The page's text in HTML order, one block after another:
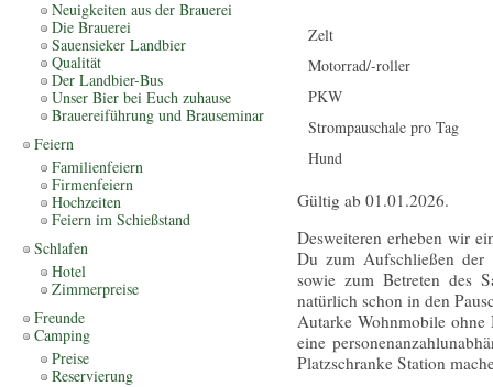
Zelt
Motorrad/-roller
PKW
Strompauschale pro Tag
Hund
Gültig ab 01.01.2026.
Desweiteren erheben wir
Du zum Aufschließen der
sowie zum Betreten des
natürlich schon in den
Autarke Wohnmobile ohne
eine
Platzschranke Station
Neuigkeiten aus der Brauerei
Die Brauerei
Sauensieker Landbier
Qualität
Der Landbier-Bus
Unser Bier bei Euch zuhause
Brauereiführung und Brauseminar
Feiern
Familienfeiern
Firmenfeiern
Hochzeiten
Feiern im Schießstand
Schlafen
Hotel
Zimmerpreise
Freunde
Camping
Preise
Reservierung